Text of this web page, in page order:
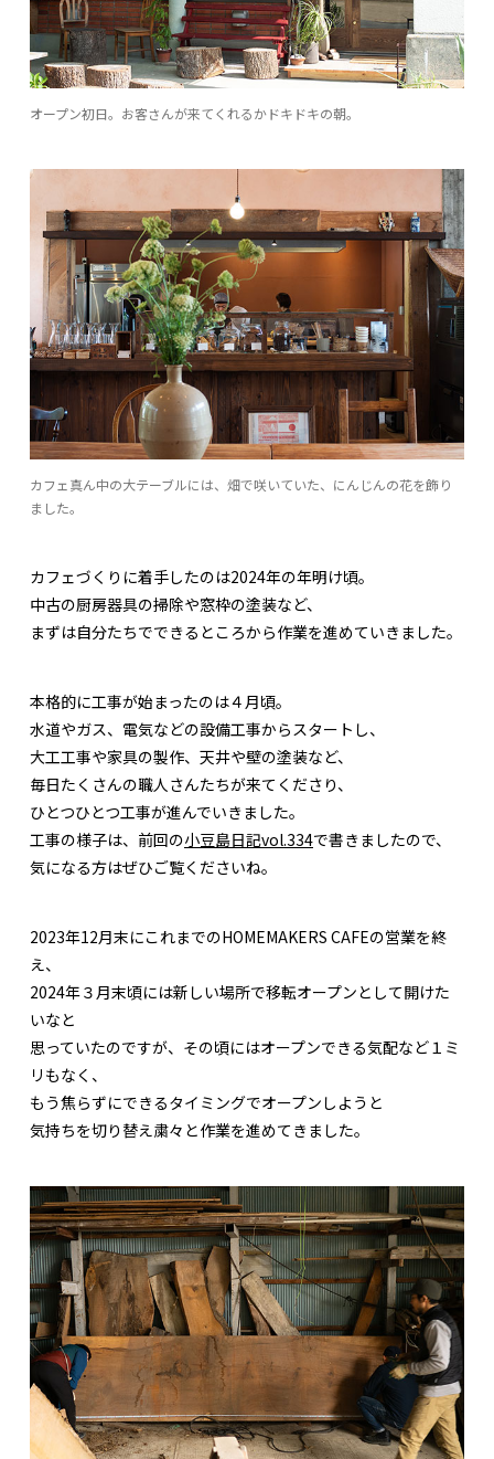
オープン初日。お客さんが来てくれるかドキドキの朝。
カフェ真ん中の大テーブルには、畑で咲いていた、にんじんの花を飾り
ました。
カフェづくりに着手したのは2024年の年明け頃。
中古の厨房器具の掃除や窓枠の塗装など、
まずは自分たちでできるところから作業を進めていきました。
本格的に工事が始まったのは４月頃。
水道やガス、電気などの設備工事からスタートし、
大工工事や家具の製作、天井や壁の塗装など、
毎日たくさんの職人さんたちが来てくださり、
ひとつひとつ工事が進んでいきました。
工事の様子は、前回の小豆島日記vol.334で書きましたので、
気になる方はぜひご覧くださいね。
2023年12月末にこれまでのHOMEMAKERS CAFEの営業を終
え、
2024年３月末頃には新しい場所で移転オープンとして開けた
いなと
思っていたのですが、その頃にはオープンできる気配など１ミ
リもなく、
もう焦らずにできるタイミングでオープンしようと
気持ちを切り替え粛々と作業を進めてきました。